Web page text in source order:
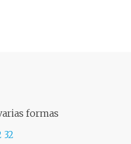
formas
32